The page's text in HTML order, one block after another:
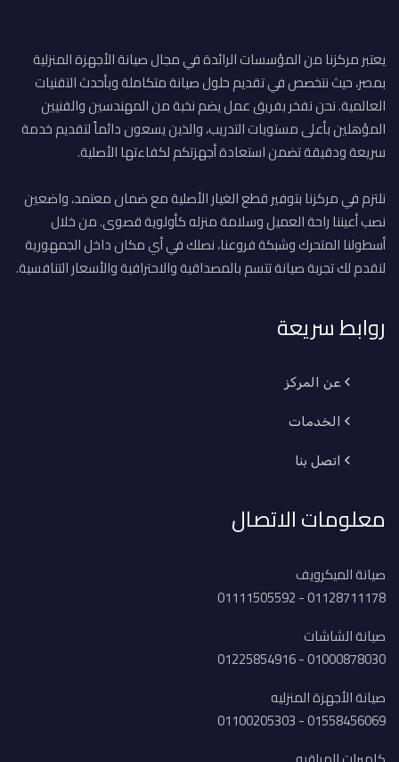
يعتبر مركزنا من المؤسسات الرائدة في مجال صيانة الأجهزة المنزلية
بمصر، حيث نتخصص في تقديم حلول صيانة متكاملة وبأحدث التقنيات
العالمية. نحن نفخر بفريق عمل يضم نخبة من المهندسين والفنيين
المؤهلين بأعلى مستويات التدريب، والذين يسعون دائماً لتقديم خدمة
سريعة ودقيقة تضمن استعادة أجهزتكم لكفاءتها الأصلية.
نلتزم في مركزنا بتوفير قطع الغيار الأصلية مع ضمان معتمد، واضعين
نصب أعيننا راحة العميل وسلامة منزله كأولوية قصوى. من خلال
أسطولنا المتحرك وشبكة فروعنا، نصلك في أي مكان داخل الجمهورية
لنقدم لك تجربة صيانة تتسم بالمصداقية والاحترافية والأسعار التنافسية.
روابط سريعة
عن المركز
الخدمات
اتصل بنا
معلومات الاتصال
صيانة الميكرويف
01128711178 - 01111505592
صيانة الشاشات
01000878030 - 01225854916
صيانة الأجهزة المنزليه
01558456069 - 01100205303